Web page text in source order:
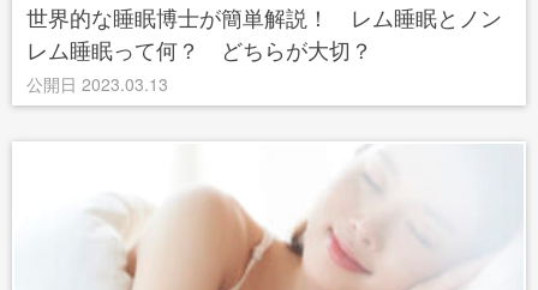
世界的な睡眠博士が簡単解説！ レム睡眠とノン
レム睡眠って何？ どちらが大切？
公開日 2023.03.13